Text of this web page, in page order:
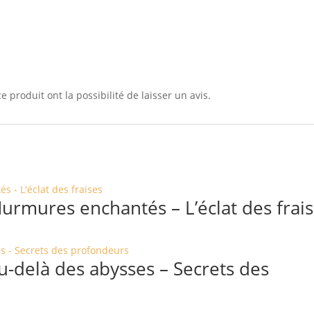
produit ont la possibilité de laisser un avis.
enchantés – L’éclat des
delà des abysses – Secrets des